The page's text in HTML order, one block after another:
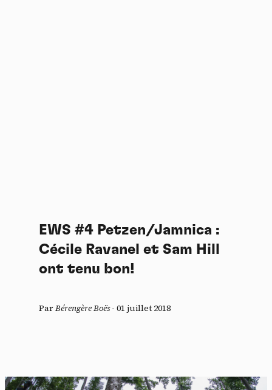
EWS #4 Petzen/Jamnica :
Cécile Ravanel et Sam Hill
ont tenu bon!
ParBérengère Boës- 01 juillet 2018